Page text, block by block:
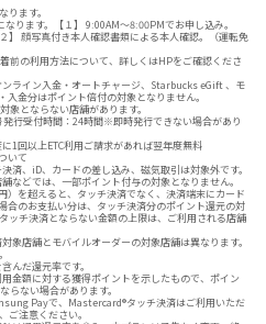
ます。
ります。【１】 9:00AM～8:00PMでお申し込み。
】 顔写真付き本人確認書類による本人確認。（運転免
前の利用方法について、詳しくはHPをご確認くださ
ライン入金・オートチャージ、Starbucks eGift 、モ
金分はポイント倍付の対象となりません。
とならない店舗があります。
行受付時間：24時間※即時発行できない場合があり
回以上ETC利用ご請求があれば翌年度無料
いて
、iD、カードの差し込み、磁気取引は対象外です。
どでは、一部ポイント付与の対象となりません。
を超えると、タッチ決済でなく、決済端末にカード
合のお支払い分は、タッチ決済分のポイント還元の対
ッチ決済とならない金額の上限は、ご利用される店舗
店舗とモバイルオーダーの対象店舗は異なります。
んだ還元率です。
金額に対する獲得ポイントを示したもので、ポイン
らない場合があります。
Payで、Mastercard®タッチ決済はご利用いただ
ご注意ください。